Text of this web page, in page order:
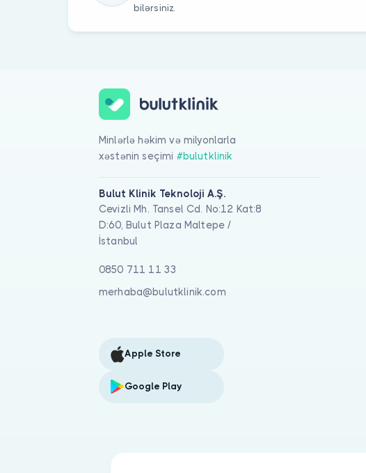
bilərsiniz.
Minlərlə həkim və milyonlarla
xəstənin seçimi #bulutklinik
Bulut Klinik Teknoloji A.Ş.
Cevizli Mh. Tansel Cd. No:12 Kat:8
D:60, Bulut Plaza Maltepe /
İstanbul
0850 711 11 33
merhaba@bulutklinik.com
Apple Store
Google Play